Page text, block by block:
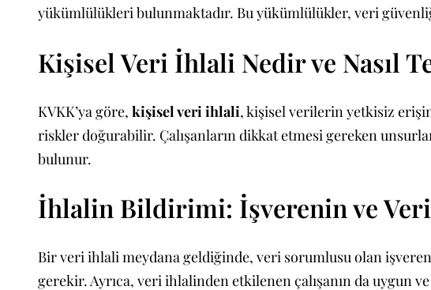
yükümlülükleri bulunmaktadır. Bu yükümlülükler, veri
Kişisel Veri İhlali Nedir ve Nasıl
KVKK’ya göre, kişisel veri ihlali, kişisel verilerin yetkisiz
riskler doğurabilir. Çalışanların dikkat etmesi gereken
bulunur.
İhlalin Bildirimi: İşverenin ve
Bir veri ihlali meydana geldiğinde, veri sorumlusu olan
gerekir. Ayrıca, veri ihlalinden etkilenen çalışanın da